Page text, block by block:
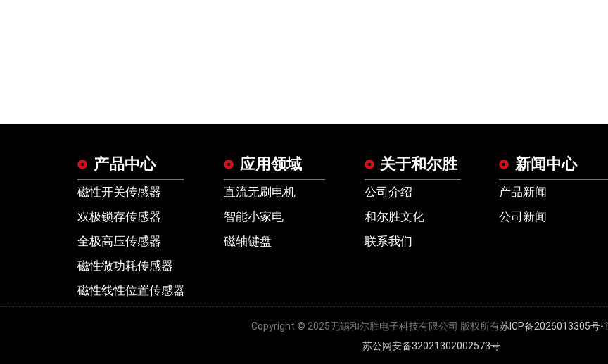
产品中心
磁性开关传感器
双极锁存传感器
全极高压传感器
磁性微功耗传感器
磁性线性位置传感器
应用领域
直流无刷电机
智能小家电
磁轴键盘
关于和尔胜
公司介绍
和尔胜文化
联系我们
新闻中心
产品新闻
公司新闻
Copyright © 2025无锡和尔胜电子科技有限公司 版权所有苏ICP备2026013305号-1
苏公网安备32021302002573号